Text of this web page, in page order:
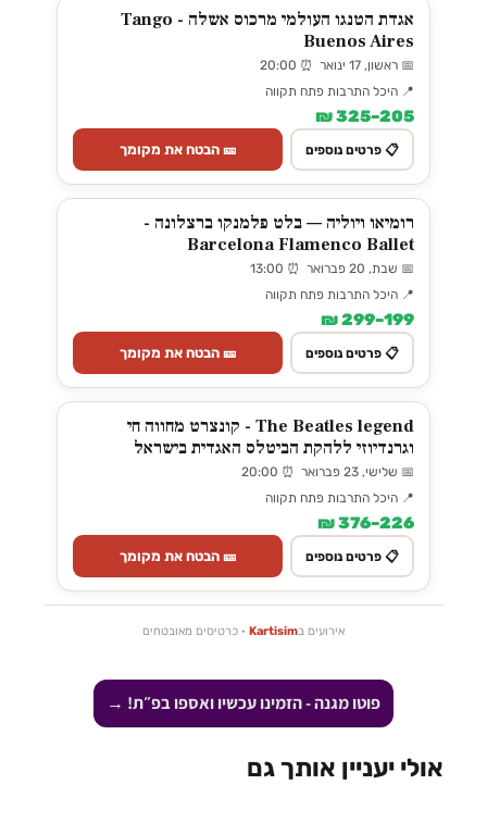
אגדת הטנגו העולמי מרכוס אשלה - Tango
Buenos Aires
📅 ראשון, 17 ינואר ⏰ 20:00
📍 היכל התרבות פתח תקווה
205–325 ₪
📋 פרטים נוספים 🎫 הבטח את מקומך
רומיאו ויוליה — בלט פלמנקו ברצלונה -
Barcelona Flamenco Ballet
📅 שבת, 20 פברואר ⏰ 13:00
📍 היכל התרבות פתח תקווה
199–299 ₪
📋 פרטים נוספים 🎫 הבטח את מקומך
The Beatles legend - קונצרט מחווה חי
וגרנדיוזי ללהקת הביטלס האגדית בישראל
📅 שלישי, 23 פברואר ⏰ 20:00
📍 היכל התרבות פתח תקווה
226–376 ₪
📋 פרטים נוספים 🎫 הבטח את מקומך
אירועים בKartisim · כרטיסים מאובטחים
פוטו מגנה - הזמינו עכשיו ואספו בפ״ת! →
אולי יעניין אותך גם